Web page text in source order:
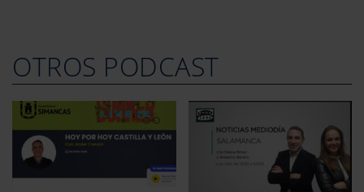
OTROS PODCAST